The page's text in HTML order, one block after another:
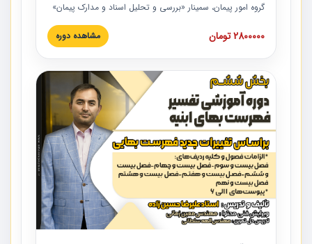
گروه امور پیمان، سمینار «بررسی و تحلیل اسناد و مدارک پیمان»
است که در دانشگاه صنعتی شریف ارائه شد. در این آموزش
نکات کلیدی مربوط به اسناد و مدارک پیمان، اولویت بندی اسناد
پیمان به همراه تجربیات عملی در این خصوص ارائه شده است.
2800000 تومان مشاهده دوره